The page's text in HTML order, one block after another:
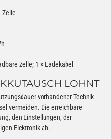
Zelle
Zelle; 1 × Ladekabel
LOHNT
vorhandener Technik
vermeiden. Die erreichbare
den Einstellungen, der
Elektronik ab.